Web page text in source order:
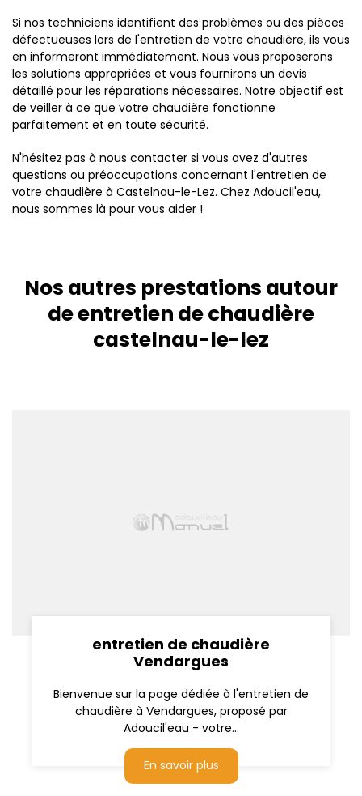
Si nos techniciens identifient des problèmes ou des pièces
défectueuses lors de l'entretien de votre chaudière, ils vous
en informeront immédiatement. Nous vous proposerons
les solutions appropriées et vous fournirons un devis
détaillé pour les réparations nécessaires. Notre objectif est
de veiller à ce que votre chaudière fonctionne
parfaitement et en toute sécurité.
N'hésitez pas à nous contacter si vous avez d'autres
questions ou préoccupations concernant l'entretien de
votre chaudière à Castelnau-le-Lez. Chez Adoucil'eau,
nous sommes là pour vous aider !
Nos autres prestations autour
de entretien de chaudière
castelnau-le-lez
entretien de chaudière
Vendargues
Bienvenue sur la page dédiée à l'entretien de
chaudière à Vendargues, proposé par
Adoucil'eau - votre...
En savoir plus